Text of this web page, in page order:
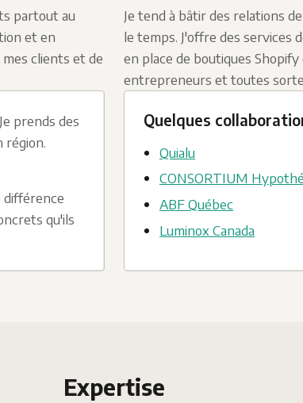
partout au
et en
clients et de
Je tend à bâtir des relations
le temps. J'offre des services
en place de boutiques
entrepreneurs et toutes
prends des
région.
différence
qu'ils
Quelques
Quialu
CONSORTIUM
ABF Québec
Luminox Canada
Expertise